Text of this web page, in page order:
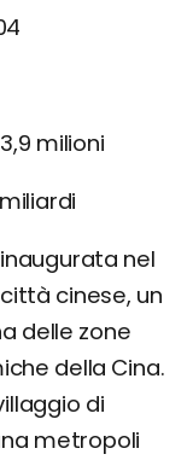
milioni
nel
cinese, un
delle zone
della Cina.
di
metropoli